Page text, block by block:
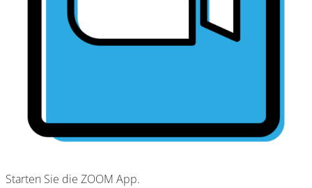
Starten Sie die ZOOM App.